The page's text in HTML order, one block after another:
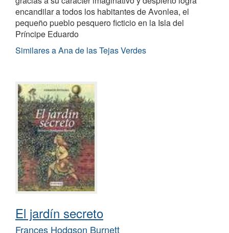
encandilar a todos los habitantes de Avonlea, el
pequeño pueblo pesquero ficticio en la Isla del
Príncipe Eduardo
Similares a Ana de las Tejas Verdes
El jardín secreto
Frances Hodgson Burnett